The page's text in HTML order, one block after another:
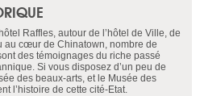
Raffles, autour de l’hôtel de Ville, de
au cœur de Chinatown, nombre de
des témoignages du riche passé
Si vous disposez d’un peu de
des beaux-arts, et le Musée des
l’histoire de cette cité-Etat.